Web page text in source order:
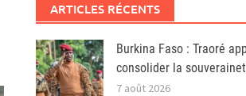
ARTICLES RÉCENTS
Burkina Faso : Traoré
consolider la
7 août 2026